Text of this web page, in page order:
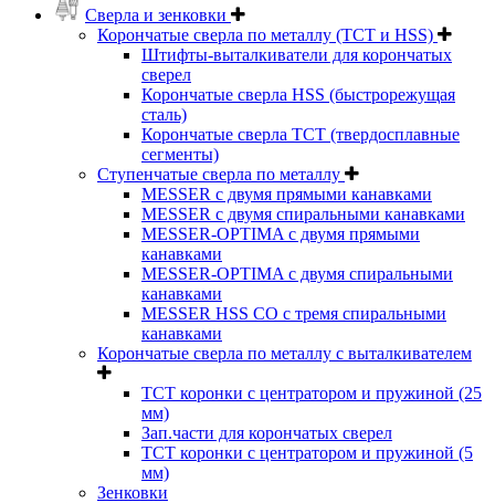
Сверла и зенковки
Корончатые сверла по металлу (TCT и HSS)
Штифты-выталкиватели для корончатых
сверел
Корончатые сверла HSS (быстрорежущая
сталь)
Корончатые сверла TCT (твердосплавные
сегменты)
Ступенчатые сверла по металлу
MESSER с двумя прямыми канавками
MESSER с двумя спиральными канавками
MESSER-OPTIMA с двумя прямыми
канавками
MESSER-OPTIMA с двумя спиральными
канавками
MESSER HSS CО с тремя спиральными
канавками
Корончатые сверла по металлу c выталкивателем
ТСТ коронки с центратором и пружиной (25
мм)
Зап.части для корончатых сверел
ТСТ коронки с центратором и пружиной (5
мм)
Зенковки